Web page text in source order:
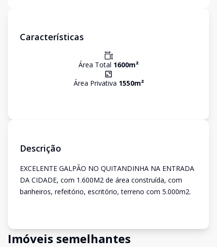
Características
Área Total 1600m²
Área Privativa 1550m²
Descrição
EXCELENTE GALPÃO NO QUITANDINHA NA ENTRADA
DA CIDADE, com 1.600M2 de área construída, com
banheiros, refeitório, escritório, terreno com 5.000m2.
Imóveis semelhantes